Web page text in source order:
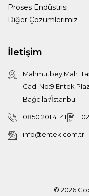
Proses Endüstrisi
Diğer Çözümlerimiz
İletişim
Mahmutbey Mah.
Cad. No:9 Entek
Bağcılar/İstanbul
0850 201 41 41
info@entek.com.tr
© 2026